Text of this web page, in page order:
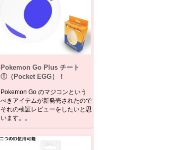
Pokemon Go Plus チート
①（Pocket EGG）！
Pokemon Go のマジコンという
べきアイテムが新発売されたので
それの検証レビューをしたいと思
います。。